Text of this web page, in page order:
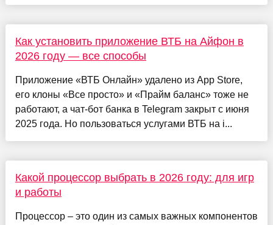
Как установить приложение ВТБ на Айфон в
2026 году — все способы
Приложение «ВТБ Онлайн» удалено из App Store,
его клоны «Все просто» и «Прайм баланс» тоже не
работают, а чат-бот банка в Telegram закрыт с июня
2025 года. Но пользоваться услугами ВТБ на i...
Какой процессор выбрать в 2026 году: для игр
и работы
Процессор – это один из самых важных компонентов